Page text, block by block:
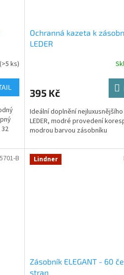
(>5 ks)
Ochranná kazeta k
LEDER
395 Kč
Ideální doplnění
LEDER, modré provedení
modrou barvou zásobníku
5701-B Lindner
Zásobník ELEGANT - 60
stran